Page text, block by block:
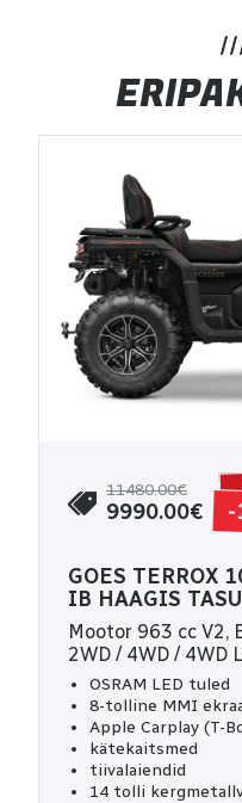
11480.00€
9990.00€ -
GOES TERROX
IB HAAGIS
Mootor 963 cc V2,
2WD / 4WD / 4WD
OSRAM LED tuled
8-tolline MMI
Apple Carplay (T-
kätekaitsmed
tiivalaiendid
14 tolli